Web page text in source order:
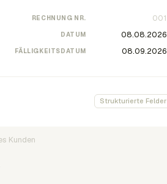
RECHNUNG NR.
DATUM
FÄLLIGKEITSDATUM
Strukturierte Felder